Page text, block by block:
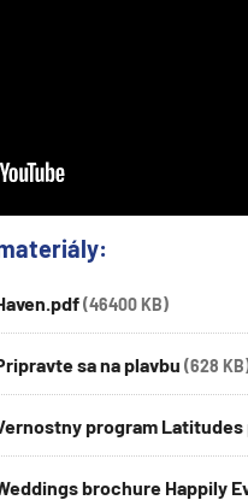
(46400 KB)
sa na plavbu (628
program Latitudes
brochure Happily